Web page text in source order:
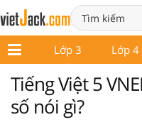
2 Lớp 3 Lớp 4
Tiếng Việt 5
số nói gì?